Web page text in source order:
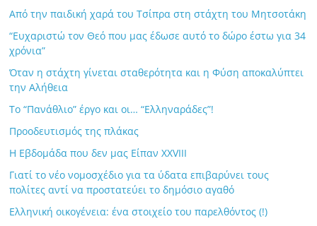
Από την παιδική χαρά του Τσίπρα στη στάχτη του Μητσοτάκη
“Ευχαριστώ τον Θεό που μας έδωσε αυτό το δώρο έστω για 34
χρόνια”
Όταν η στάχτη γίνεται σταθερότητα και η Φύση αποκαλύπτει
την Αλήθεια
Το “Πανάθλιο” έργο και οι… “Ελληναράδες”!
Προοδευτισμός της πλάκας
Η Εβδομάδα που δεν μας Είπαν XXVIII
Γιατί το νέο νομοσχέδιο για τα ύδατα επιβαρύνει τους
πολίτες αντί να προστατεύει το δημόσιο αγαθό
Ελληνική οικογένεια: ένα στοιχείο του παρελθόντος (!)